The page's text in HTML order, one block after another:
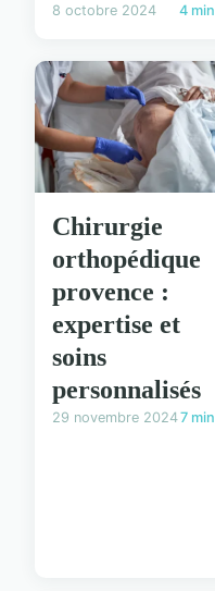
8 octobre 2024 4 min
Chirurgie
orthopédique
provence :
expertise et
soins
personnalisés
29 novembre 20247 min